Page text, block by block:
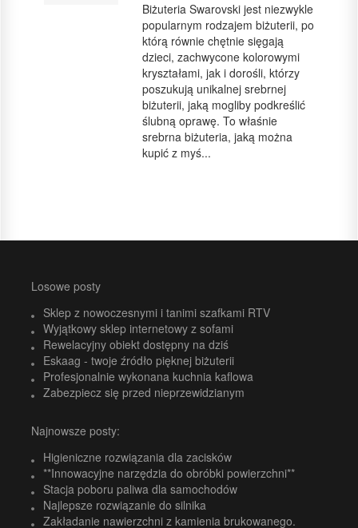
Biżuteria Swarovski jest niezwykle
popularnym rodzajem biżuterii, po
którą równie chętnie sięgają
dzieci, zachwycone kolorowymi
kryształami, jak i dorośli, którzy
poszukują unikalnej srebrnej
biżuterii, jaką mogliby podkreślić
ślubną oprawę. To właśnie
srebrna biżuteria, jaką można
kupić z myś...
Losowe posty
Sklep z nowoczesnymi i tanimi szafkami RTV
Wyjątkowy sklep internetowy z sofami
Rewelacyjny obiekt dostępny na dziś
Eskaag - twoje źródło pięknej biżuterii
Profesjonalnie wykonana kuchnia kaflowa
Zabezpiecz się przed nieprzewidzianym
Najnowsze posty:
Higieniczne rozwiązania dla zacisków
**Innowacyjne narzędzia do obróbki powierzchni**
Stacja poboru paliwa dla samochodów
Najlepsze rozwiązanie do silnika
Zakładanie nawierzchni z kamienia brukowanego.